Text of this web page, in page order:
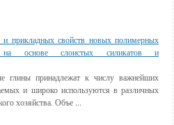
и прикладных свойств новых полимерных
на основе слоистых силикатов и
глины принадлежат к числу важнейших
и широко используются в различных
хозяйства. Объе ...